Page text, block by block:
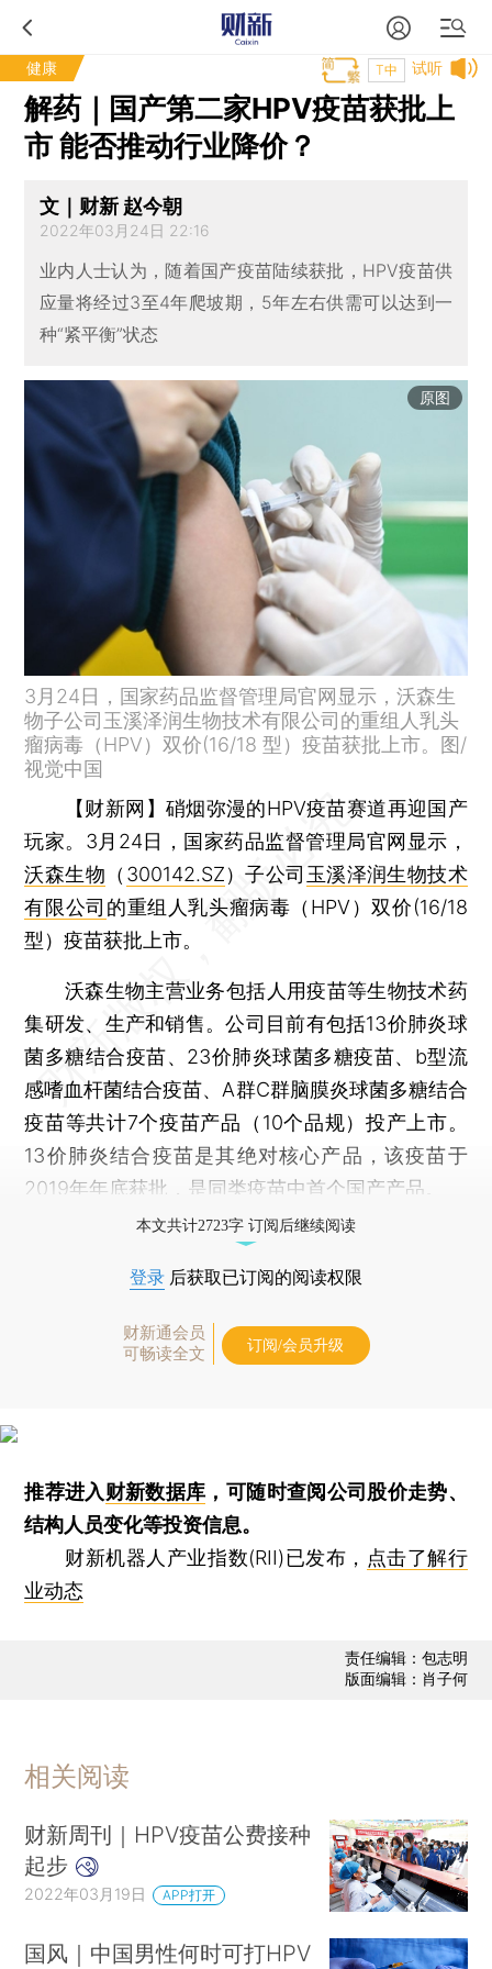
健康 试听
T中
解药｜国产第二家HPV疫苗获批上
市 能否推动行业降价？
文｜财新 赵今朝
2022年03月24日 22:16
业内人士认为，随着国产疫苗陆续获批，HPV疫苗供
应量将经过3至4年爬坡期，5年左右供需可以达到一
种“紧平衡”状态
原图
3月24日，国家药品监督管理局官网显示，沃森生
物子公司玉溪泽润生物技术有限公司的重组人乳头
瘤病毒（HPV）双价(16/18 型）疫苗获批上市。图/
视觉中国
【财新网】 硝烟弥漫的HPV疫苗赛道再迎国产
玩家。3月24日，国家药品监督管理局官网显示，
沃森生物 （ 300142.SZ）子公司 玉溪泽润生物技术
有限公司 的重组人乳头瘤病毒（HPV）双价(16/18
型）疫苗获批上市。
沃森生物主营业务包括人用疫苗等生物技术药
集研发、生产和销售。公司目前有包括13价肺炎球
菌多糖结合疫苗、23价肺炎球菌多糖疫苗、b型流
感嗜血杆菌结合疫苗、A群C群脑膜炎球菌多糖结合
疫苗等共计7个疫苗产品（10个品规）投产上市。
13价肺炎结合疫苗是其绝对核心产品，该疫苗于
2019年年底获批，是同类疫苗中首个国产产品。
本文共计2723字 订阅后继续阅读
登录 后获取已订阅的阅读权限
财新通会员
可畅读全文
订阅/会员升级
推荐进入财新数据库 ，可随时查阅公司股价走势、
结构人员变化等投资信息。
财新机器人产业指数(RII)已发布， 点击了解行
业动态
责任编辑：包志明
版面编辑：肖子何
相关阅读
财新周刊｜HPV疫苗公费接种
起步
2022年03月19日 APP打开
国风｜中国男性何时可打HPV